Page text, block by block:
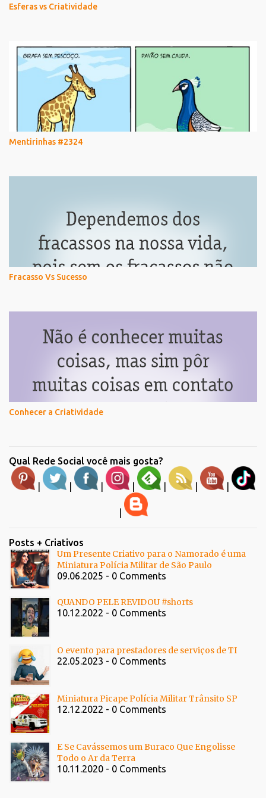
Esferas vs Criatividade
Mentirinhas #2324
Fracasso Vs Sucesso
Conhecer a Criatividade
Qual Rede Social você mais gosta?
| | | | | | |
Posts + Criativos
Um Presente Criativo para o Namorado é uma
Miniatura Polícia Militar de São Paulo
09.06.2025 - 0 Comments
QUANDO PELE REVIDOU #shorts
10.12.2022 - 0 Comments
O evento para prestadores de serviços de TI
22.05.2023 - 0 Comments
Miniatura Picape Polícia Militar Trânsito SP
12.12.2022 - 0 Comments
E Se Cavássemos um Buraco Que Engolisse
Todo o Ar da Terra
10.11.2020 - 0 Comments